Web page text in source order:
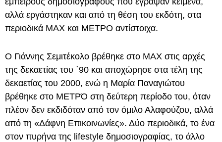
αλλά εργάστηκαν και από τη θέση του εκδότη, στα
περιοδικά MAX και MΕΤΡΟ αντίστοιχα.
Ο Γιάννης Σεμιτέκολο βρέθηκε στο MAX στις αρχές
της δεκαετίας του `90 και αποχώρησε στα τέλη της
δεκαετίας του 2000, ενώ η Μαρία Παναγιώτου
βρέθηκε στο ΜΕΤΡΌ στη δεύτερη περίοδο του, όταν
πλέον δεν εκδιδόταν από τον όμιλο Αλαφούζου, αλλά
από τη «Δάφνη Επικοινωνίες». Δύο περιοδικά, το ένα
στον πυρήνα της lifestyle δημοσιογραφίας, το άλλο